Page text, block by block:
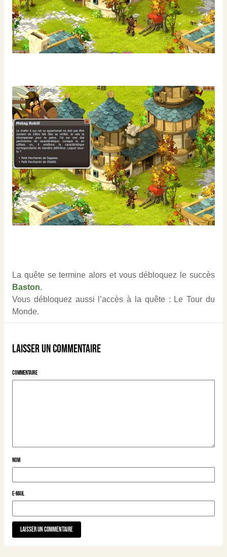
La quête se termine alors et vous débloquez le succès
Baston.
Vous débloquez aussi l’accès à la quête : Le Tour du
Monde.
Laisser un commentaire
Commentaire
Nom
E-mail